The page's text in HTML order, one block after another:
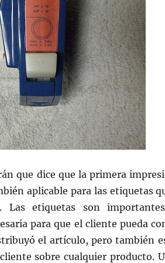
que dice que la primera
aplicable para las etiquetas
Las etiquetas son
para que el cliente pueda
el artículo, pero también
sobre cualquier producto.